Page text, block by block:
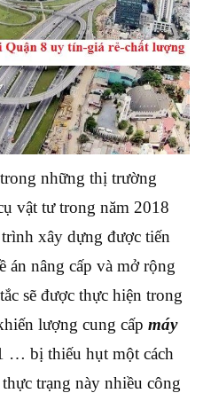
những thị trường
vật tư trong năm 2018
xây dựng được tiến
án nâng cấp và mở rộng
sẽ được thực hiện trong
lượng cung cấp máy
… bị thiếu hụt một cách
trạng này nhiều công